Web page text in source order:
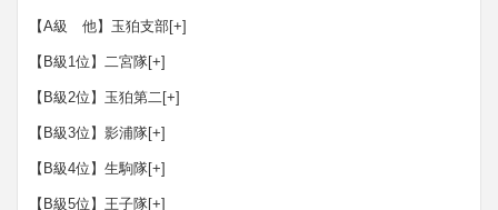
【A級 他】玉狛支部[+]
【B級1位】二宮隊[+]
【B級2位】玉狛第二 [+]
【B級3位】影浦隊[+]
【B級4位】生駒隊[+]
【B級5位】王子隊[+]